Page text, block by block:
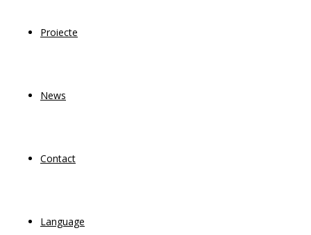
Proiecte
News
Contact
Language